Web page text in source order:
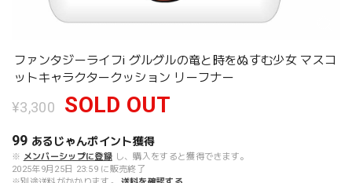
ファンタジーライフi グルグルの竜と時をぬすむ少女 マスコ
ットキャラクタークッション リーフナー
¥3,300 SOLD OUT
99 あるじゃんポイント獲得
※ メンバーシップに登録 し、購入をすると獲得できます。
2025年9月25日 23:59 に販売終了